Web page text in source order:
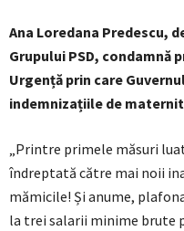
Ana Loredana Predescu,
Grupului PSD, condamnă
Urgență prin care
indemnizațiile de
„Printre primele măsuri
îndreptată către mai noii
mămicile! Și anume,
la trei salarii minime brute